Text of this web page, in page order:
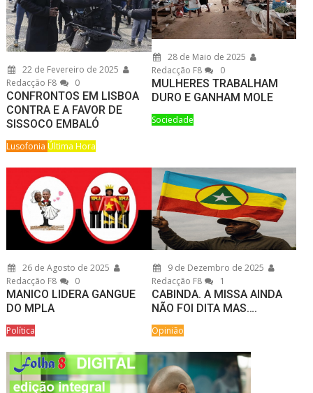
22 de Fevereiro de 2025
Redacção F8
0
CONFRONTOS EM LISBOA
CONTRA E A FAVOR DE
SISSOCO EMBALÓ
LusofoniaÚltima Hora
28 de Maio de 2025
Redacção F8
0
MULHERES TRABALHAM
DURO E GANHAM MOLE
Sociedade
26 de Agosto de 2025
Redacção F8
0
MANICO LIDERA GANGUE
DO MPLA
Política
9 de Dezembro de 2025
Redacção F8
1
CABINDA. A MISSA AINDA
NÃO FOI DITA MAS….
Opinião